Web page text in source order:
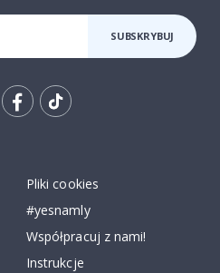
SUBSKRYBUJ
Pliki cookies
#yesnamly
Współpracuj z nami!
Instrukcje